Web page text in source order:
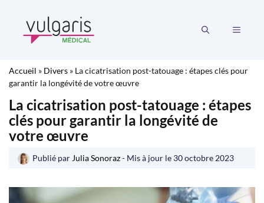
contenu
MENU
Accueil » Divers » La cicatrisation post-tatouage : étapes clés pour
garantir la longévité de votre œuvre
La cicatrisation post-tatouage : étapes
clés pour garantir la longévité de
votre œuvre
Publié par Julia Sonoraz- Mis à jour le 30 octobre 2023